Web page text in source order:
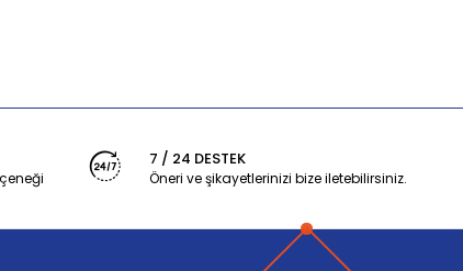
7 / 24 DESTEK
Öneri ve şikayetlerinizi bize iletebilirsiniz.